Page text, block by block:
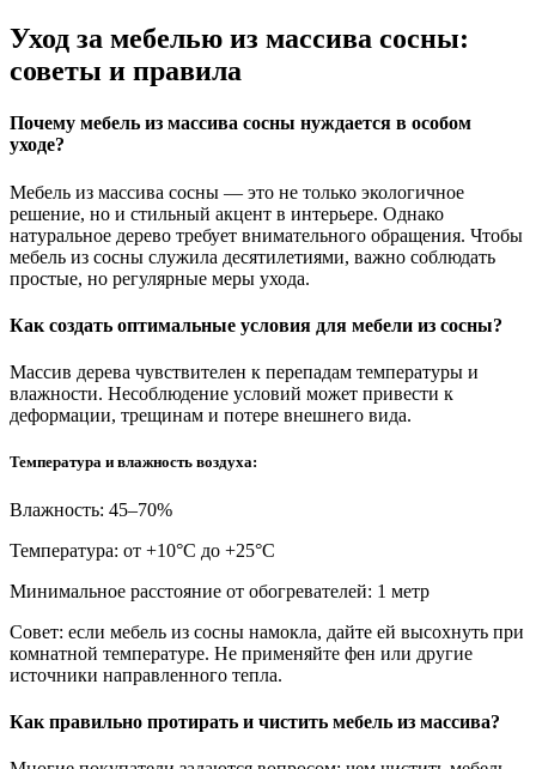
Уход за мебелью из массива сосны:
советы и правила
Почему мебель из массива сосны нуждается в особом
уходе?
Мебель из массива сосны — это не только экологичное
решение, но и стильный акцент в интерьере. Однако
натуральное дерево требует внимательного обращения. Чтобы
мебель из сосны служила десятилетиями, важно соблюдать
простые, но регулярные меры ухода.
Как создать оптимальные условия для мебели из сосны?
Массив дерева чувствителен к перепадам температуры и
влажности. Несоблюдение условий может привести к
деформации, трещинам и потере внешнего вида.
Температура и влажность воздуха:
Влажность: 45–70%
Температура: от +10°С до +25°С
Минимальное расстояние от обогревателей: 1 метр
Совет: если мебель из сосны намокла, дайте ей высохнуть при
комнатной температуре. Не применяйте фен или другие
источники направленного тепла.
Как правильно протирать и чистить мебель из массива?